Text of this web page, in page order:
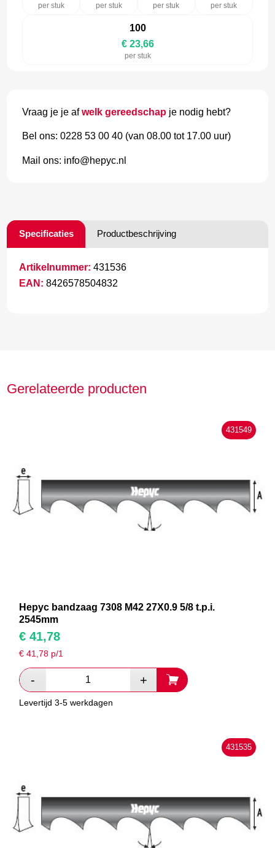
per stuk per stuk per stuk per stuk
100
€ 23,66
per stuk
Vraag je je afwelk gereedschap je nodig hebt?
Bel ons: 0228 53 00 40 (van 08.00 tot 17.00 uur)
Mail ons: info@hepyc.nl
Specificaties Productbeschrijving
Artikelnummer: 431536
EAN: 8426578504832
Gerelateerde producten
431549
Hepyc bandzaag 7308 M42 27X0.9 5/8 t.p.i.
2545mm
€ 41,78
€41,78 p/1
Levertijd 3-5 werkdagen
431535